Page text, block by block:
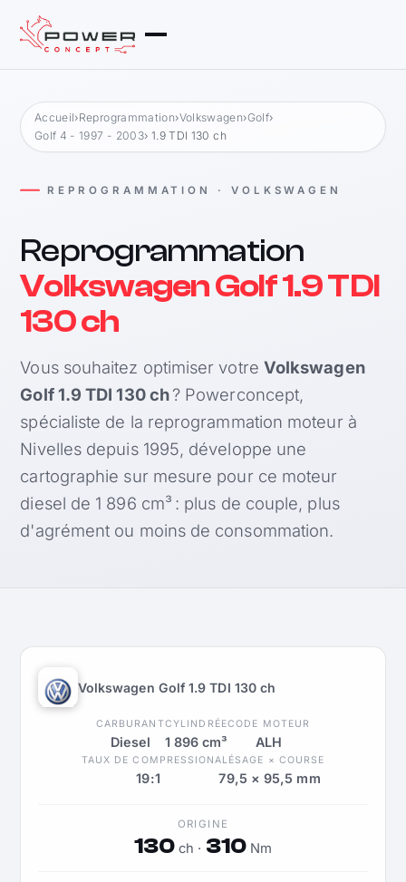
Accueil›Reprogrammation›Volkswagen›Golf›
Golf 4 - 1997 - 2003› 1.9 TDI 130 ch
REPROGRAMMATION · VOLKSWAGEN
Reprogrammation
Volkswagen Golf 1.9 TDI
130 ch
Vous souhaitez optimiser votre Volkswagen
Golf 1.9 TDI 130 ch? Powerconcept,
spécialiste de la reprogrammation moteur à
Nivelles depuis 1995, développe une
cartographie sur mesure pour ce moteur
diesel de 1 896 cm³ : plus de couple, plus
d'agrément ou moins de consommation.
Volkswagen Golf 1.9 TDI 130 ch
CARBURANT
Diesel
CYLINDRÉE
1 896 cm³
CODE MOTEUR
ALH
TAUX DE COMPRESSION
19:1
ALÉSAGE × COURSE
79,5 × 95,5 mm
ORIGINE
130 ch · 310Nm